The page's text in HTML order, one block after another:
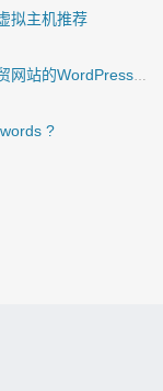
拟主机推荐
?